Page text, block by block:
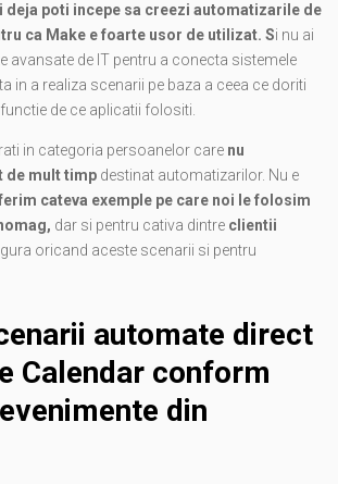
deja poti incepe sa creezi automatizarile de
ca Make e foarte usor de utilizat. Si nu ai
avansate de IT pentru a conecta sistemele
in a realiza scenarii pe baza a ceea ce doriti
de ce aplicatii folositi.
in categoria persoanelor care nu
de mult timp destinat automatizarilor. Nu e
cateva exemple pe care noi le folosim
dar si pentru cativa dintre clientii
oricand aceste scenarii si pentru
automate direct
Calendar conform
din